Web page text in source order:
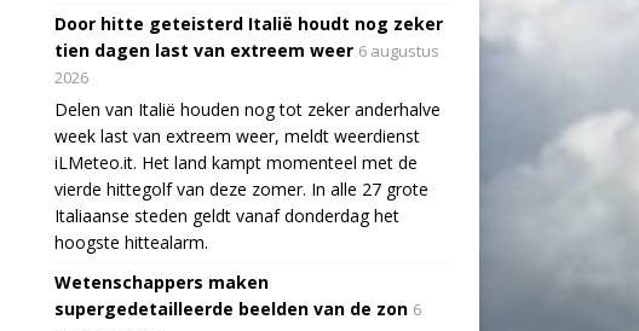
Door hitte geteisterd Italië houdt nog zeker
tien dagen last van extreem weer 6 augustus
2026
Delen van Italië houden nog tot zeker anderhalve
week last van extreem weer, meldt weerdienst
iLMeteo.it. Het land kampt momenteel met de
vierde hittegolf van deze zomer. In alle 27 grote
Italiaanse steden geldt vanaf donderdag het
hoogste hittealarm.
Wetenschappers maken
supergedetailleerde beelden van de zon 6